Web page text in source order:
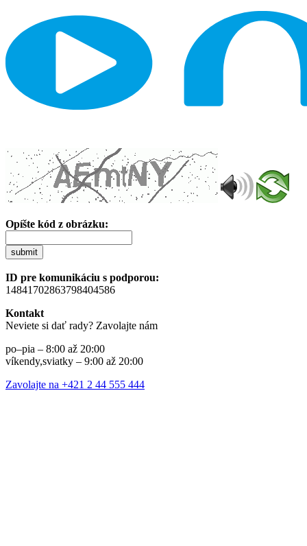
Opíšte kód z obrázku:
submit
ID pre komunikáciu s podporou:
14841702863798404586
Kontakt
Neviete si dať rady? Zavolajte nám
po–pia – 8:00 až 20:00
víkendy,sviatky – 9:00 až 20:00
Zavolajte na +421 2 44 555 444